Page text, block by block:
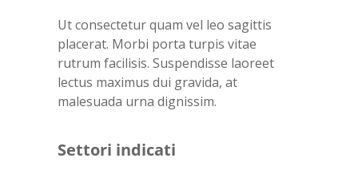
Ut consectetur quam vel leo sagittis
placerat. Morbi porta turpis vitae
rutrum facilisis. Suspendisse laoreet
lectus maximus dui gravida, at
malesuada urna dignissim.
Settori indicati